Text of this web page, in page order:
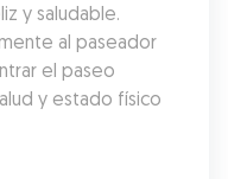
y saludable.
al paseador
el paseo
y estado físico